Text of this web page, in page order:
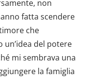
non
fatta scendere
che
del potere
mi sembrava una
la famiglia